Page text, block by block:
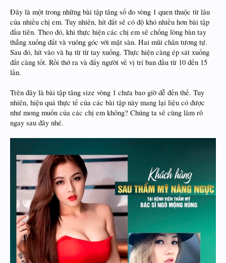
Đây là một trong những bài tập tăng số đo vòng 1 quen thuộc từ lâu
của nhiều chị em. Tuy nhiên, hít đất sẽ có độ khó nhiều hơn bài tập
đầu tiên. Theo đó, khi thực hiện các chị em sẽ chống lòng bàn tay
thẳng xuống đất và vuông góc với mặt sàn. Hai mũi chân tương tự.
Sau đó, hít vào và hạ từ từ tay xuống. Thực hiện càng ép sát xuống
đất càng tốt. Rồi thở ra và đẩy người về vị trí ban đầu từ 10 đến 15
lần.
Trên đây là bài tập tăng size vòng 1 chưa bao giờ dễ đến thế. Tuy
nhiên, hiệu quả thực tế của các bài tập này mang lại liệu có được
như mong muốn của các chị em không? Chúng ta sẽ cùng làm rõ
ngay sau đây nhé.